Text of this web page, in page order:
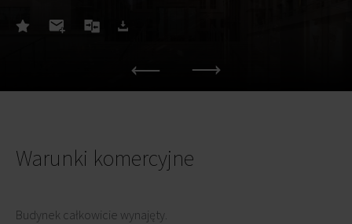
Warunki komercyjne
Budynek całkowicie wynajęty.